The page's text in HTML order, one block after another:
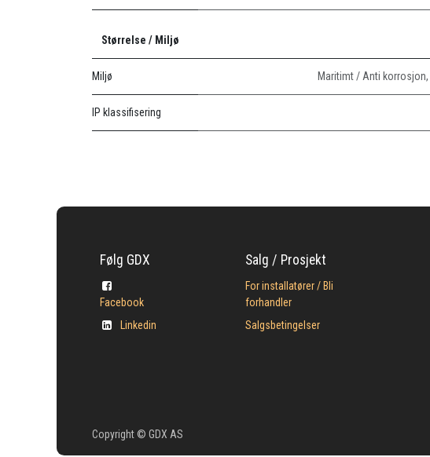
Størrelse / Miljø
Miljø Maritimt / Anti korrosjon,
IP klassifisering
Følg GDX
Facebook
Linkedin
Salg / Prosjekt
For installatører / Bli
forhandler
Salgsbetingelser
Copyright © GDX AS